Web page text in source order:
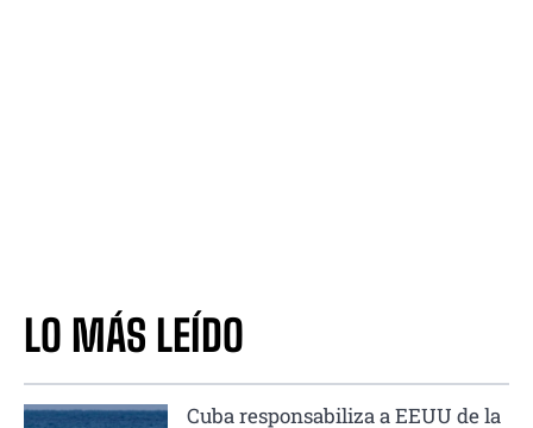
LO MÁS LEÍDO
Cuba responsabiliza a EEUU de la